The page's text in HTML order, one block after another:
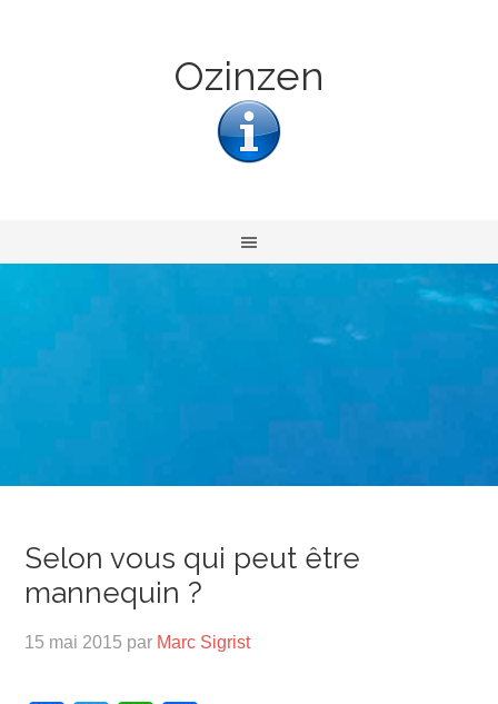
Ozinzen
Selon vous qui peut être
mannequin ?
15 mai 2015 par Marc Sigrist